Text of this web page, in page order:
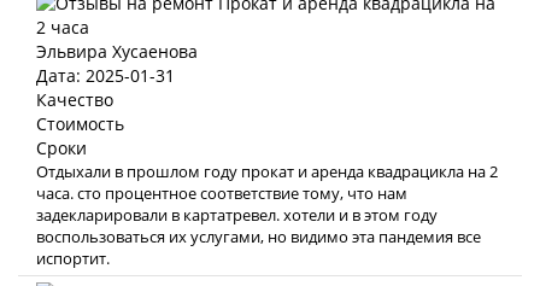
Эльвира Хусаенова
Дата: 2025-01-31
Качество
Стоимость
Сроки
Отдыхали в прошлом году прокат и аренда квадрацикла на 2
часа. сто процентное соответствие тому, что нам
задекларировали в картатревел. хотели и в этом году
воспользоваться их услугами, но видимо эта пандемия все
испортит.